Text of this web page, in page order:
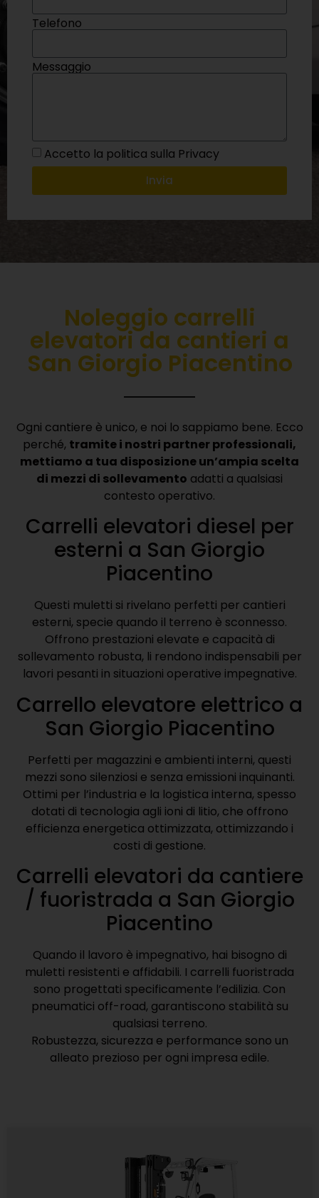
Telefono
Messaggio
Accetto la politica sulla Privacy
Invia
Noleggio carrelli
elevatori da cantieri a
San Giorgio Piacentino
Ogni cantiere è unico, e noi lo sappiamo bene. Ecco
perché, tramite i nostri partner professionali,
mettiamo a tua disposizione un’ampia scelta
di mezzi di sollevamento adatti a qualsiasi
contesto operativo.
Carrelli elevatori diesel per
esterni a San Giorgio
Piacentino
Questi muletti si rivelano perfetti per cantieri
esterni, specie quando il terreno è sconnesso.
Offrono prestazioni elevate e capacità di
sollevamento robusta, li rendono indispensabili per
lavori pesanti in situazioni operative impegnative.
Carrello elevatore elettrico a
San Giorgio Piacentino
Perfetti per magazzini e ambienti interni, questi
mezzi sono silenziosi e senza emissioni inquinanti.
Ottimi per l’industria e la logistica interna, spesso
dotati di tecnologia agli ioni di litio, che offrono
efficienza energetica ottimizzata, ottimizzando i
costi di gestione.
Carrelli elevatori da cantiere
/ fuoristrada a San Giorgio
Piacentino
Quando il lavoro è impegnativo, hai bisogno di
muletti resistenti e affidabili. I carrelli fuoristrada
sono progettati specificamente l’edilizia. Con
pneumatici off-road, garantiscono stabilità su
qualsiasi terreno.
Robustezza, sicurezza e performance sono un
alleato prezioso per ogni impresa edile.